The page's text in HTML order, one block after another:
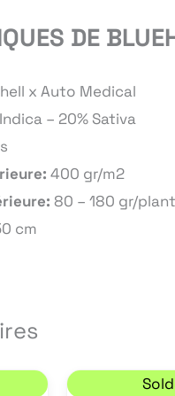
DE
x Auto Medical
– 20% Sativa
400 gr/m2
80 – 180 gr/
cm
prix : 20,40 € à 68,00 €
Ce